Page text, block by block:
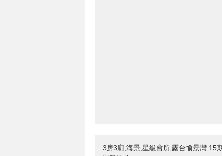
3房3廁,海景,星級會所,露台愉景灣 15